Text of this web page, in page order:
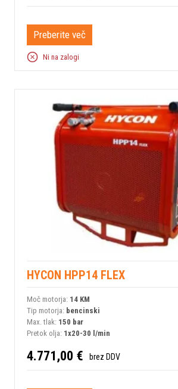
Preberite več
Ni na zalogi
HYCON HPP14 FLEX
Moč motorja: 14 KM
Tip motorja: bencinski
Max. tlak: 150 bar
Pretok olja: 1x20-30 l/min
4.771,00 € brez DDV